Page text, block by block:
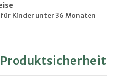
Kinder unter 36 Monaten